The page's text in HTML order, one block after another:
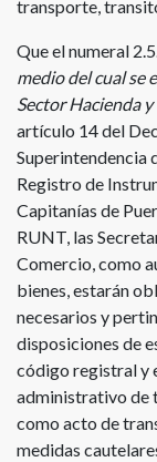
transporte,
Que el numeral
medio del cual se
Sector Hacienda
artículo 14 del
Superintendencia
Registro de
Capitanías de
RUNT, las
Comercio, como
bienes, estarán
necesarios y
disposiciones de
código registral y
administrativo de
como acto de
medidas